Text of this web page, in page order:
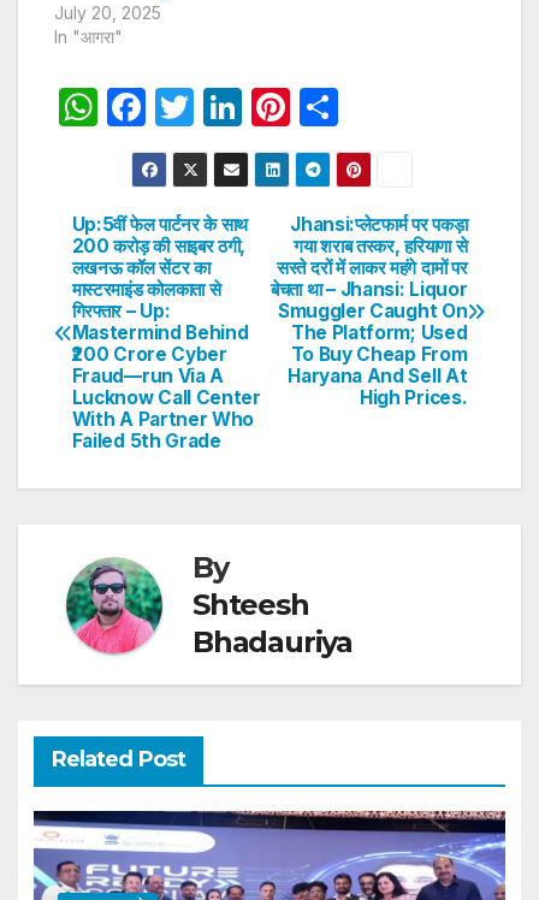
July 20, 2025
In "आगरा"
W
s
A
p
p
F
a
c
e
b
o
o
k
T
w
itt
er
Li
n
k
e
dI
Pi
nt
er
e
st
h
ar
e
Post
navigation
Jhansi:प्लेटफार्म पर पकड़ा
गया शराब तस्कर, हरियाणा से
सस्ते दरों में लाकर महंगे दामों पर
बेचता था – Jhansi: Liquor
Smuggler Caught On
The Platform; Used
To Buy Cheap From
Haryana And Sell At
High Prices.
Up:5वीं फेल पार्टनर के साथ
200 करोड़ की साइबर ठगी,
लखनऊ कॉल सेंटर का
मास्टरमाइंड कोलकाता से
गिरफ्तार – Up:
Mastermind Behind
₹200 Crore Cyber
Fraud—run Via A
Lucknow Call Center
With A Partner Who
Failed 5th Grade
By
Shteesh
Bhadauriya
Related Post